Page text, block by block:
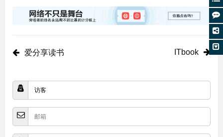
爱分享读书 ITbook